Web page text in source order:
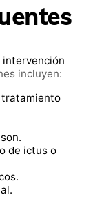
incluyen:
tratamiento
de ictus o